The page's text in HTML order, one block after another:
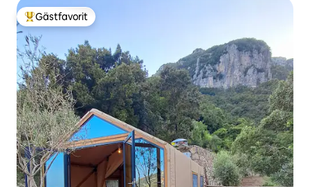
Populär gästfavorit
Gästfavorit